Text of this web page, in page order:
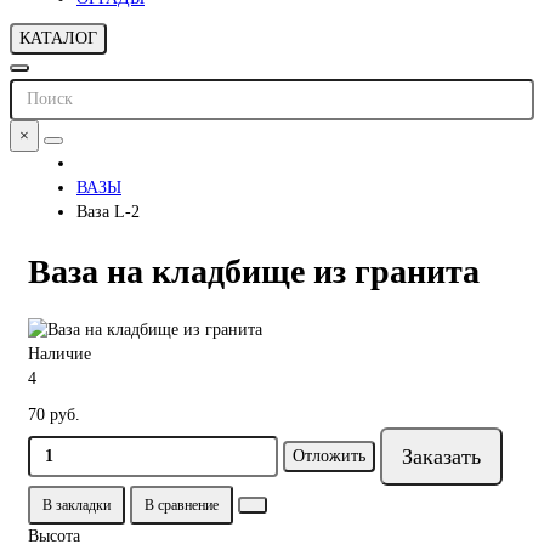
КАТАЛОГ
×
ВАЗЫ
Ваза L-2
Ваза на кладбище из гранита
Наличие
4
70 руб.
Отложить Заказать
В закладки В сравнение
Высота